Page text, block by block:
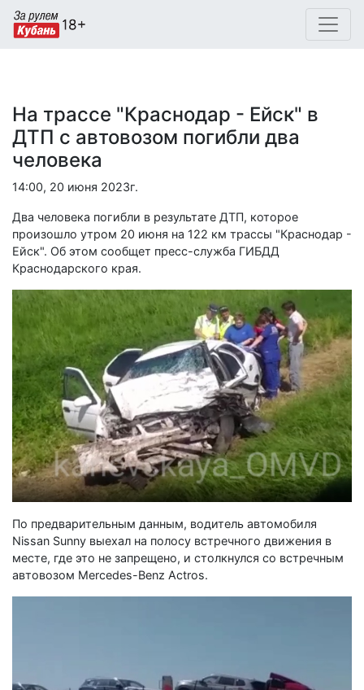
На трассе "Краснодар - Ейск" в
ДТП с автовозом погибли два
человека
14:00, 20 июня 2023г.
Два человека погибли в результате ДТП, которое
произошло утром 20 июня на 122 км трассы "Краснодар -
Ейск". Об этом сообщет пресс-служба ГИБДД
Краснодарского края.
По предварительным данным, водитель автомобиля
Nissan Sunny выехал на полосу встречного движения в
месте, где это не запрещено, и столкнулся со встречным
автовозом Mercedes-Benz Actros.